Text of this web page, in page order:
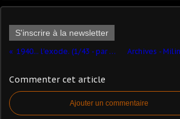
S'inscrire à la newsletter
1940... l'exode. (1/43 - par Bernard Landrin)
Commenter cet article
Ajouter un commentaire